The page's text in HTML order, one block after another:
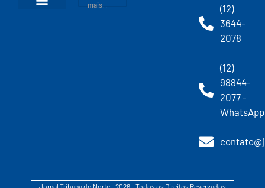
mais...
(12)
3644-
2078
(12)
98844-
2077 -
WhatsApp